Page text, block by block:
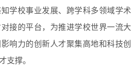
学校事业发展、跨学科多领域学术
接的平台，为推进学校世界一流大
响力的创新人才聚集高地和科技创
支撑。